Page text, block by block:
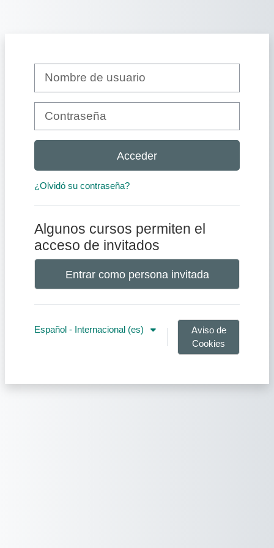
Acceder
¿Olvidó su contraseña?
Algunos cursos permiten el
acceso de invitados
Entrar como persona invitada
Español - Internacional ‎(es)‎
Aviso de
Cookies